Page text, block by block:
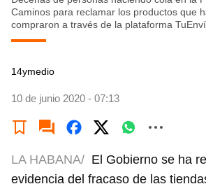
Caminos para reclamar los productos que
compraron a través de la plataforma
14ymedio
10 de junio 2020 - 07:13
LA HABANA/ El Gobierno se ha
evidencia del fracaso de las